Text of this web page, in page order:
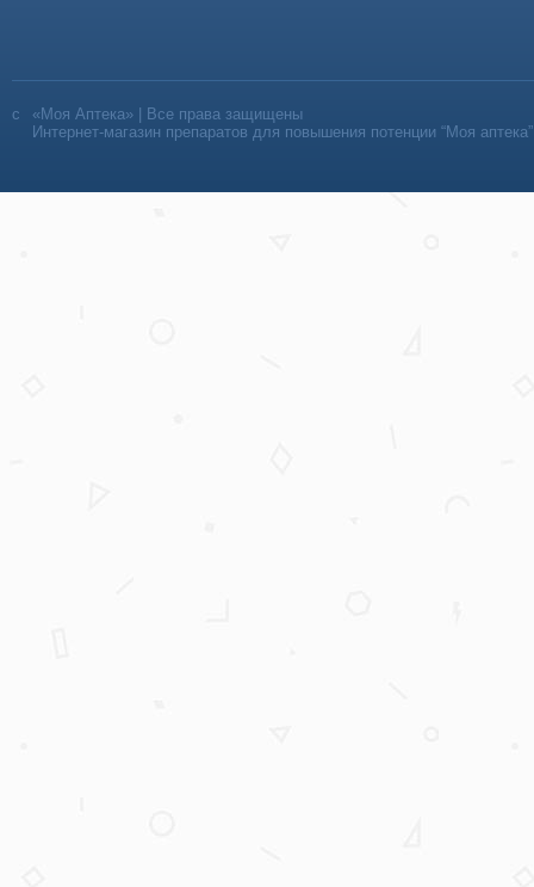
«Моя Аптека» | Все права защищены
Интернет-магазин препаратов для повышения потенции “Моя